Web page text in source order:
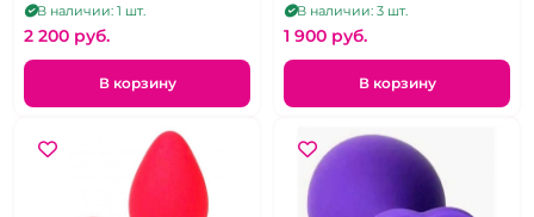
В наличии: 1 шт.
2 200 pуб.
В корзину
В наличии: 3 шт.
1 900 pуб.
В корзину